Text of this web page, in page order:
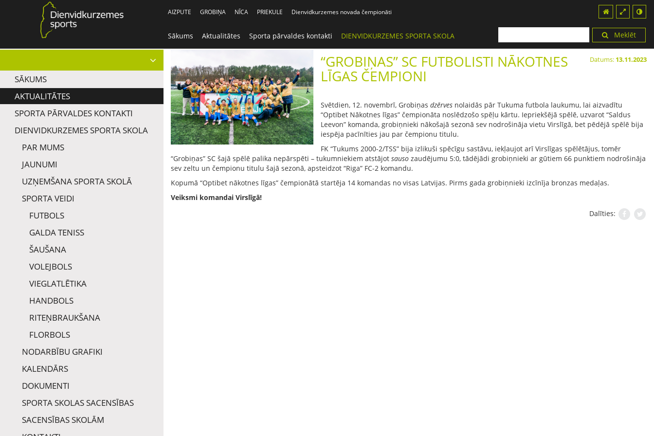
Meklēt
AIZPUTE GROBIŅA NĪCA PRIEKULE Dienvidkurzemes novada čempionāti
Sākums Aktualitātes Sporta pārvaldes kontakti DIENVIDKURZEMES SPORTA SKOLA
SĀKUMS
AKTUALITĀTES
SPORTA PĀRVALDES KONTAKTI
DIENVIDKURZEMES SPORTA SKOLA
PAR MUMS
JAUNUMI
UZŅEMŠANA SPORTA SKOLĀ
SPORTA VEIDI
FUTBOLS
GALDA TENISS
ŠAUŠANA
VOLEJBOLS
VIEGLATLĒTIKA
HANDBOLS
RITEŅBRAUKŠANA
FLORBOLS
NODARBĪBU GRAFIKI
KALENDĀRS
DOKUMENTI
SPORTA SKOLAS SACENSĪBAS
SACENSĪBAS SKOLĀM
Datums: 13.11.2023
“GROBIŅAS” SC FUTBOLISTI NĀKOTNES
LĪGAS ČEMPIONI
Svētdien, 12. novembrī, Grobiņasdzērves nolaidās pār Tukuma futbola laukumu, lai aizvadītu
“Optibet Nākotnes līgas” čempionāta noslēdzošo spēļu kārtu. Iepriekšējā spēlē, uzvarot “Saldus
Leevon” komanda, grobiņnieki nākošajā sezonā sev nodrošināja vietu Virslīgā, bet pēdējā spēlē bija
iespēja pacīnīties jau par čempionu titulu.
FK “Tukums 2000-2/TSS” bija izlikuši spēcīgu sastāvu, iekļaujot arī Virslīgas spēlētājus, tomēr
“Grobiņas” SC šajā spēlē palika nepārspēti – tukumniekiem atstājot sauso zaudējumu 5:0, tādējādi grobiņnieki ar gūtiem 66 punktiem nodrošināja
sev zeltu un čempionu titulu šajā sezonā, apsteidzot “Riga” FC-2 komandu.
Kopumā “Optibet nākotnes līgas” čempionātā startēja 14 komandas no visas Latvijas. Pirms gada grobiņnieki izcīnīja bronzas medaļas.
Veiksmi komandai Virslīgā!
Dalīties: